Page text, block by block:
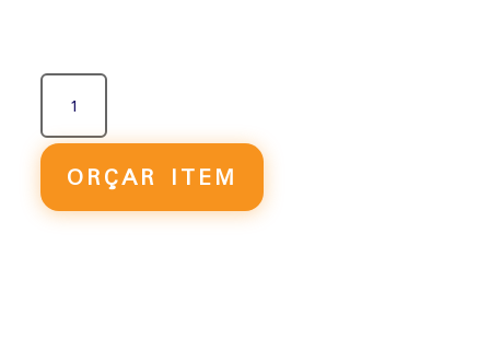
VÁLVULA
SOLENÓIDE
PREMIUM
NAMUR
VIAS
ORÇAR ITEM